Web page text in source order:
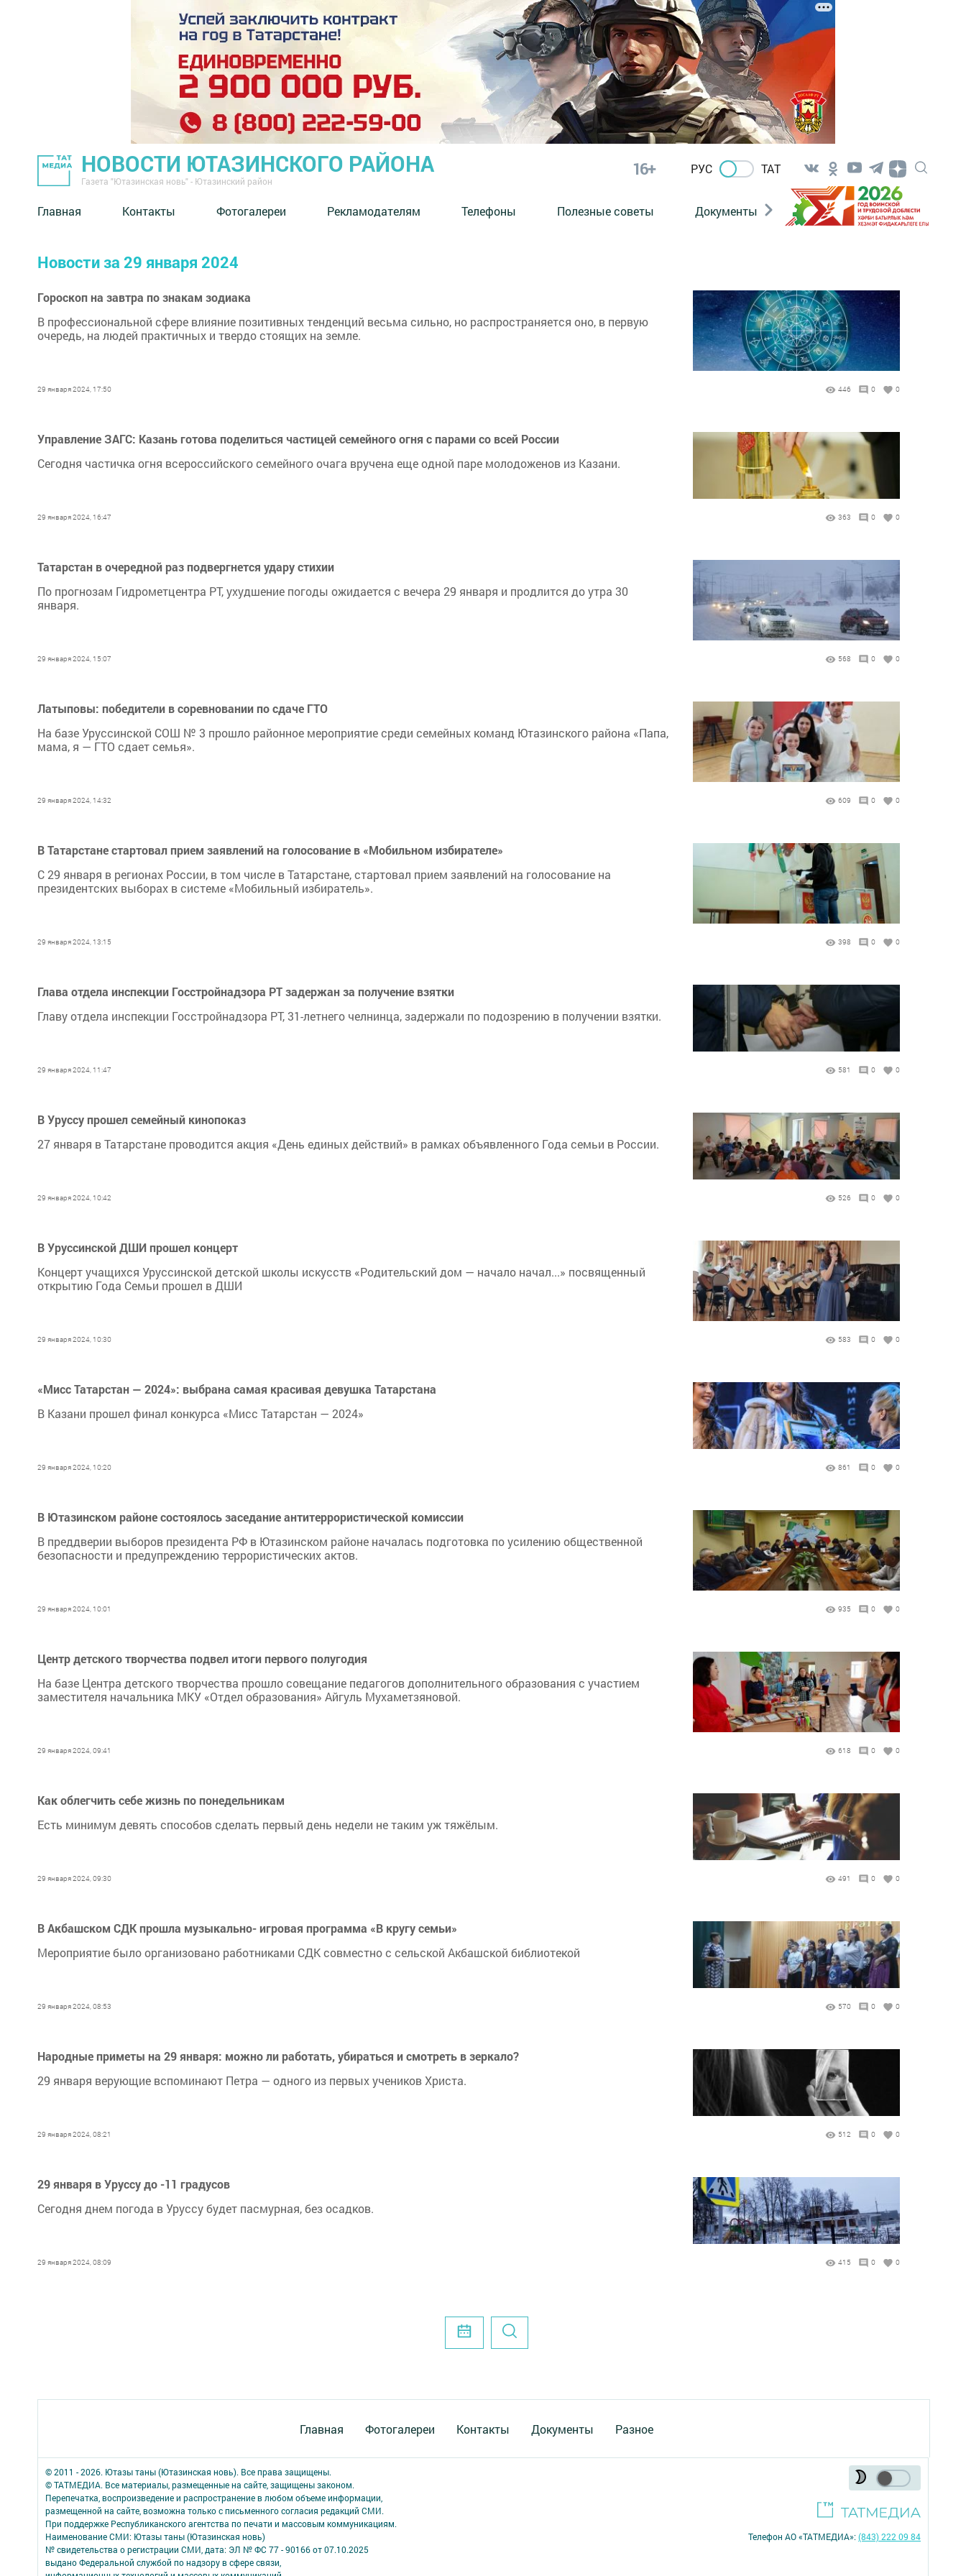
НОВОСТИ ЮТАЗИНСКОГО РАЙОНА
Газета "Ютазинская новь" - Ютазинский район
16+ РУС ТАТ
Главная Контакты Фотогалереи Рекламодателям Телефоны Полезные советы Документы Патриотизм
Новости за 29 января 2024
Гороскоп на завтра по знакам зодиака
В профессиональной сфере влияние позитивных тенденций весьма сильно, но распространяется оно, в первую
очередь, на людей практичных и твердо стоящих на земле.
29 января 2024, 17:50 446 0 0
Управление ЗАГС: Казань готова поделиться частицей семейного огня с парами со всей России
Сегодня частичка огня всероссийского семейного очага вручена еще одной паре молодоженов из Казани.
29 января 2024, 16:47 363 0 0
Татарстан в очередной раз подвергнется удару стихии
По прогнозам Гидрометцентра РТ, ухудшение погоды ожидается с вечера 29 января и продлится до утра 30
января.
29 января 2024, 15:07 568 0 0
Латыповы: победители в соревновании по сдаче ГТО
На базе Уруссинской СОШ № 3 прошло районное мероприятие среди семейных команд Ютазинского района «Папа,
мама, я — ГТО сдает семья».
29 января 2024, 14:32 609 0 0
В Татарстане стартовал прием заявлений на голосование в «Мобильном избирателе»
С 29 января в регионах России, в том числе в Татарстане, стартовал прием заявлений на голосование на
президентских выборах в системе «Мобильный избиратель».
29 января 2024, 13:15 398 0 0
Глава отдела инспекции Госстройнадзора РТ задержан за получение взятки
Главу отдела инспекции Госстройнадзора РТ, 31-летнего челнинца, задержали по подозрению в получении взятки.
29 января 2024, 11:47 581 0 0
В Уруссу прошел семейный кинопоказ
27 января в Татарстане проводится акция «День единых действий» в рамках объявленного Года семьи в России.
29 января 2024, 10:42 526 0 0
В Уруссинской ДШИ прошел концерт
Концерт учащихся Уруссинской детской школы искусств «Родительский дом — начало начал...» посвященный
открытию Года Семьи прошел в ДШИ
29 января 2024, 10:30 583 0 0
«Мисс Татарстан — 2024»: выбрана самая красивая девушка Татарстана
В Казани прошел финал конкурса «Мисс Татарстан — 2024»
29 января 2024, 10:20 861 0 0
В Ютазинском районе состоялось заседание антитеррористической комиссии
В преддверии выборов президента РФ в Ютазинском районе началась подготовка по усилению общественной
безопасности и предупреждению террористических актов.
29 января 2024, 10:01 935 0 0
Центр детского творчества подвел итоги первого полугодия
На базе Центра детского творчества прошло совещание педагогов дополнительного образования с участием
заместителя начальника МКУ «Отдел образования» Айгуль Мухаметзяновой.
29 января 2024, 09:41 618 0 0
Как облегчить себе жизнь по понедельникам
Есть минимум девять способов сделать первый день недели не таким уж тяжёлым.
29 января 2024, 09:30 491 0 0
В Акбашском СДК прошла музыкально- игровая программа «В кругу семьи»
Мероприятие было организовано работниками СДК совместно с сельской Акбашской библиотекой
29 января 2024, 08:53 570 0 0
Народные приметы на 29 января: можно ли работать, убираться и смотреть в зеркало?
29 января верующие вспоминают Петра — одного из первых учеников Христа.
29 января 2024, 08:21 512 0 0
29 января в Уруссу до -11 градусов
Сегодня днем погода в Уруссу будет пасмурная, без осадков.
29 января 2024, 08:09 415 0 0
Главная Фотогалереи Контакты Документы Разное
© 2011 - 2026. Ютазы таны (Ютазинская новь). Все права защищены.
© ТАТМЕДИА. Все материалы, размещенные на сайте, защищены законом.
Перепечатка, воспроизведение и распространение в любом объеме информации,
размещенной на сайте, возможна только с письменного согласия редакций СМИ.
При поддержке Республиканского агентства по печати и массовым коммуникациям.
Наименование СМИ: Ютазы таны (Ютазинская новь)
№ свидетельства о регистрации СМИ, дата: ЭЛ № ФС 77 - 90166 от 07.10.2025
выдано Федеральной службой по надзору в сфере связи,
Телефон АО «ТАТМЕДИА»:(843) 222 09 84